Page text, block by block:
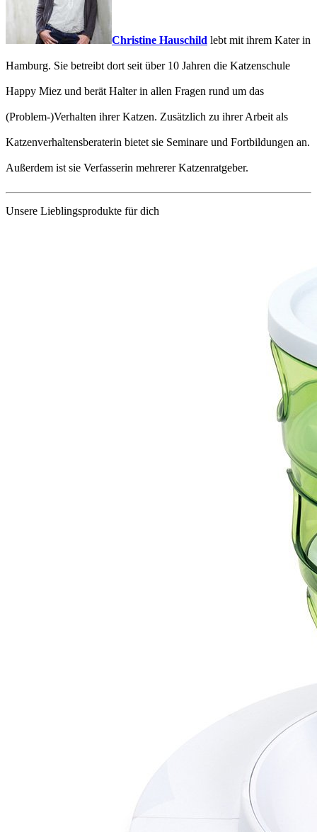
Christine Hauschild lebt mit ihrem Kater in
Hamburg. Sie betreibt dort seit über 10 Jahren die Katzenschule
Happy Miez und berät Halter in allen Fragen rund um das
(Problem-)Verhalten ihrer Katzen. Zusätzlich zu ihrer Arbeit als
Katzenverhaltensberaterin bietet sie Seminare und Fortbildungen an.
Außerdem ist sie Verfasserin mehrerer Katzenratgeber.
Unsere Lieblingsprodukte für dich